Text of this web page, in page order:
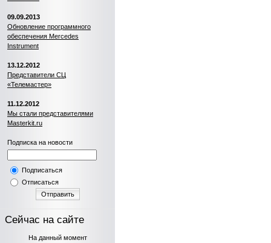
09.09.2013
Обновление программного
обеспечения Mercedes
Instrument
13.12.2012
Представители СЦ
«Телемастер»
11.12.2012
Мы стали представителями
Masterkit.ru
Подписка на новости
Подписаться
Отписаться
Отправить
Сейчас на сайте
На данный момент